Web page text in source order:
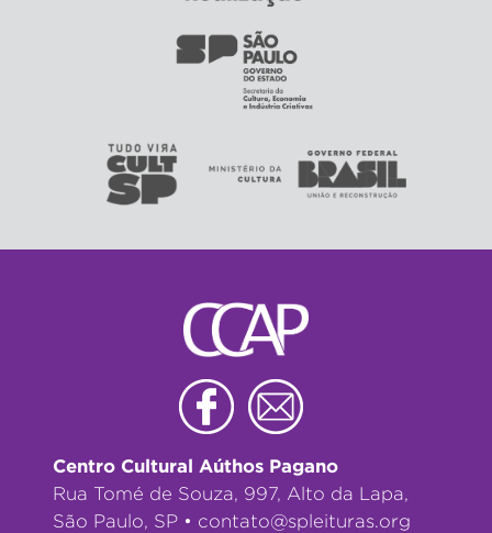
Centro Cultural Aúthos Pagano
Rua Tomé de Souza, 997, Alto da Lapa,
São Paulo, SP • contato@spleituras.org